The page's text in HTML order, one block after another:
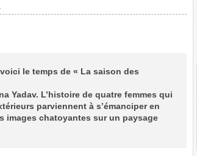
le temps de « La saison des
Yadav. L’histoire de quatre femmes qui
parviennent à s’émanciper en
images chatoyantes sur un paysage